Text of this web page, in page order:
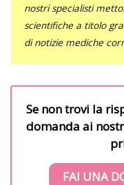
nostri specialisti
scientifiche a titolo
di notizie mediche
Se non trovi la
domanda ai
FAI UNA